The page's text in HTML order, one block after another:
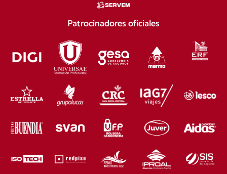
Patrocinadores oficiales